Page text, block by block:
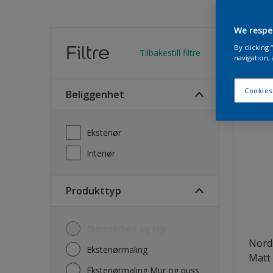
Filtre Tilbakestill filtre
Beliggenhet
Eksteriør
Interiør
Produkttyp
Eksteriørmaling
Eksteriørmaling Mur og puss
Matt
We
By clicking
navigation,